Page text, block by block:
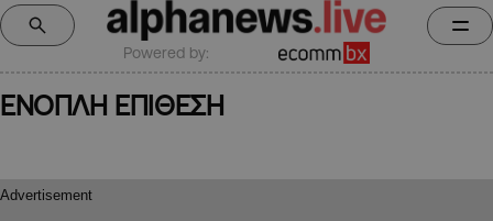
Powered by:
ΕΝΟΠΛΗ ΕΠΙΘΕΣΗ